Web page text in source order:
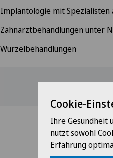
Implantologie mit Spezialisten
Zahnarztbehandlungen unter
Wurzelbehandlungen
Cookie-
Ihre Gesundheit
nutzt sowohl
Erfahrung